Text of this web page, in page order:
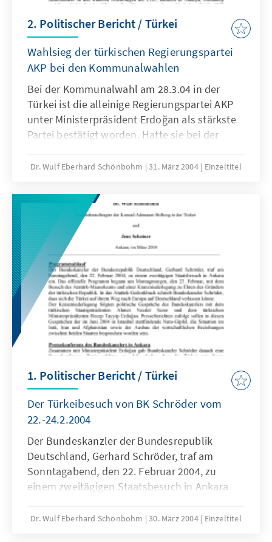
2. Politischer Bericht / Türkei
Wahlsieg der türkischen Regierungspartei
AKP bei den Kommunalwahlen
Bei der Kommunalwahl am 28.3.04 in der
Türkei ist die alleinige Regierungspartei AKP
unter Ministerpräsident Erdoğan als stärkste
Partei bestätigt worden. Hatte sie bei der
der Stimmen auf sich vereinigen können,
Provinzräte 42 %. Diese Wahlen sind am
ehesten vergleichbar mit der Parlamentswahl.
Zwar war vor der Wahl aufgrund von
Umfragen ein Ergebnis für die AKP von über
50 bis 60 % erwartet worden, aber dies war
ohnehin nicht sehr realistisch.
Dr. Wulf Eberhard Schönbohm 31. März 2004 Einzeltitel
1. Politischer Bericht / Türkei
Der Türkeibesuch von BK Schröder vom
22.-24.2.2004
Der Bundeskanzler der Bundesrepublik
Deutschland, Gerhard Schröder, traf am
Sonntagabend, den 22. Februar 2004, zu
einem zweitägigen Staatsbesuch in Ankara
Montagmorgen, den 23. Februar, mit dem
Dr. Wulf Eberhard Schönbohm 30. März 2004 Einzeltitel